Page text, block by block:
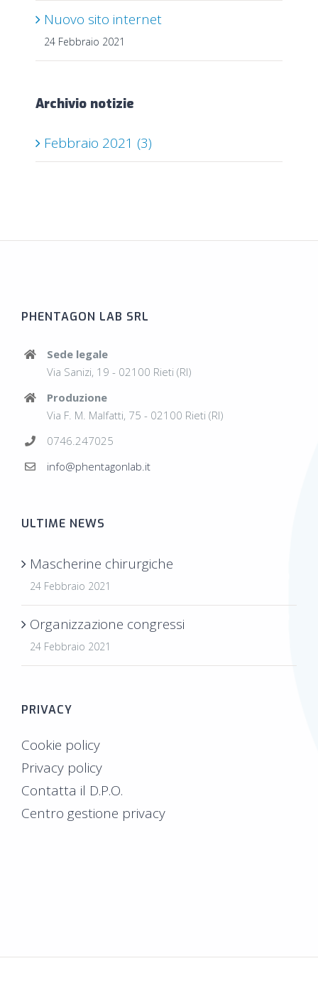
Nuovo sito internet
24 Febbraio 2021
Archivio notizie
Febbraio 2021 (3)
PHENTAGON LAB SRL
Sede legale
Via Sanizi, 19 - 02100 Rieti (RI)
Produzione
Via F. M. Malfatti, 75 - 02100 Rieti (RI)
0746.247025
info@phentagonlab.it
ULTIME NEWS
Mascherine chirurgiche
24 Febbraio 2021
Organizzazione congressi
24 Febbraio 2021
PRIVACY
Cookie policy
Privacy policy
Contatta il D.P.O.
Centro gestione privacy